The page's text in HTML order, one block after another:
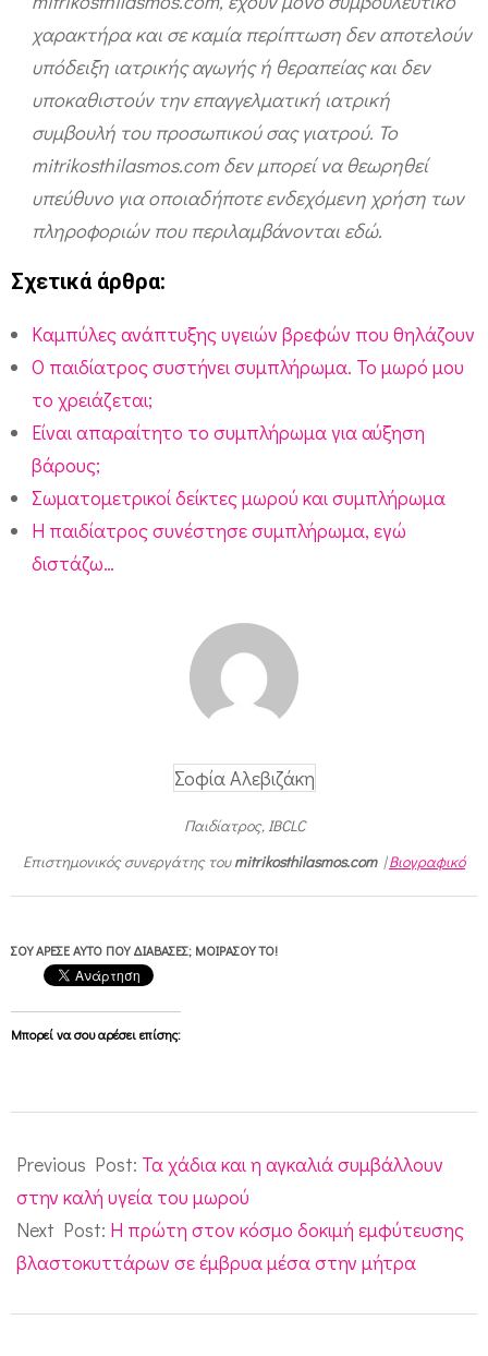
χαρακτήρα και σε καμία περίπτωση δεν αποτελούν
υπόδειξη ιατρικής αγωγής ή θεραπείας και δεν
υποκαθιστούν την επαγγελματική ιατρική
συμβουλή του προσωπικού σας γιατρού. Το
mitrikosthilasmos.com δεν μπορεί να θεωρηθεί
υπεύθυνο για οποιαδήποτε ενδεχόμενη χρήση των
πληροφοριών που περιλαμβάνονται εδώ.
Σχετικά άρθρα:
Καμπύλες ανάπτυξης υγειών βρεφών που θηλάζουν
Ο παιδίατρος συστήνει συμπλήρωμα. Το μωρό μου
το χρειάζεται;
Είναι απαραίτητο το συμπλήρωμα για αύξηση
βάρους;
Σωματομετρικοί δείκτες μωρού και συμπλήρωμα
Η παιδίατρος συνέστησε συμπλήρωμα, εγώ
διστάζω…
Σοφία Αλεβιζάκη
Παιδίατρος, IBCLC
Επιστημονικός συνεργάτης τουmitrikosthilasmos.com|Βιογραφικό
ΣΟΥ ΆΡΕΣΕ ΑΥΤΌ ΠΟΥ ΔΙΆΒΑΣΕΣ; ΜΟΙΡΆΣΟΥ ΤΟ!
Μπορεί να σου αρέσει επίσης:
10-
12
Previous Post: Τα χάδια και η αγκαλιά συμβάλλουν
στην καλή υγεία του μωρού
Next Post: Η πρώτη στον κόσμο δοκιμή εμφύτευσης
βλαστοκυττάρων σε έμβρυα μέσα στην μήτρα